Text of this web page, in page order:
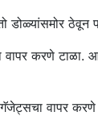
डोळ्यांसमोर ठेवून
वापर करणे टाळा.
गॅजेट्सचा वापर करणे